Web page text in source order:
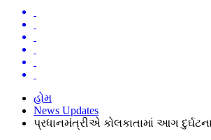
હોમ
News Updates
પ્રધાનમંત્રીએ કોલકાતામાં આગ